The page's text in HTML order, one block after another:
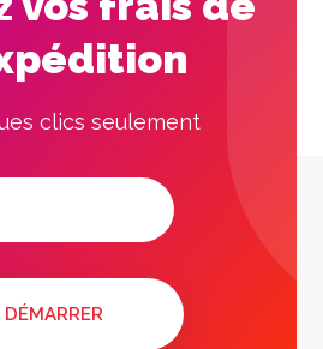
clics seulement
DÉMARRER